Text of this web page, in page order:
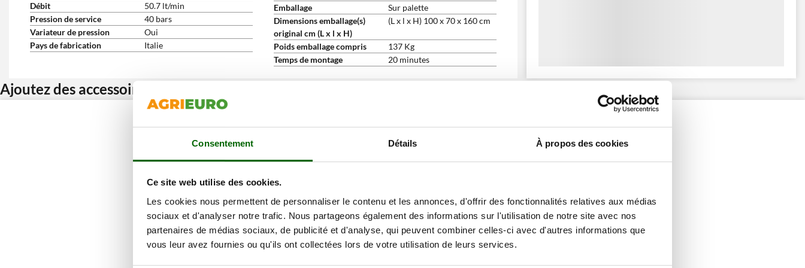
Consentement Détails À propos des cookies
Ce site web utilise des cookies.
Les cookies nous permettent de personnaliser le contenu et les annonces, d'offrir des fonctionnalités relatives aux médias
sociaux et d'analyser notre trafic. Nous partageons également des informations sur l'utilisation de notre site avec nos
partenaires de médias sociaux, de publicité et d'analyse, qui peuvent combiner celles-ci avec d'autres informations que
vous leur avez fournies ou qu'ils ont collectées lors de votre utilisation de leurs services.
Débit
50.7 lt/min
Pression de service
40 bars
Variateur de pression
Oui
Pays de fabrication
Italie
Emballage
Sur palette
Dimensions emballage(s)
original cm (L x l x H)
(L x l x H) 100 x 70 x 160 cm
Poids emballage compris
137 Kg
Temps de montage
20 minutes
Ajoutez des accessoires et bénéficiez d’une remise